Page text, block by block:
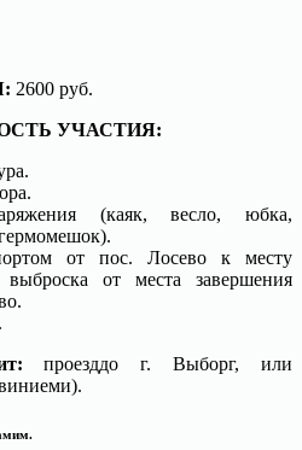
2600 руб.
УЧАСТИЯ:
(каяк, весло, юбка,
от пос. Лосево к месту
от места завершения
проезддо г. Выборг, или